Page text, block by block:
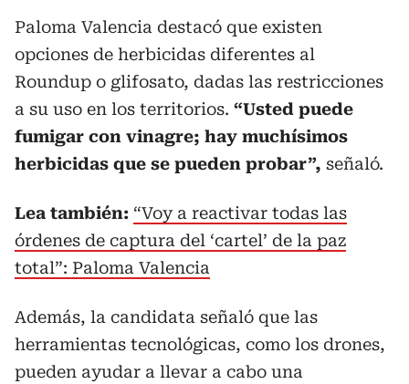
Paloma Valencia destacó que existen
opciones de herbicidas diferentes al
Roundup o glifosato, dadas las restricciones
a su uso en los territorios. “Usted puede
fumigar con vinagre; hay muchísimos
herbicidas que se pueden probar”, señaló.
Lea también: “Voy a reactivar todas las
órdenes de captura del ‘cartel’ de la paz
total”: Paloma Valencia
Además, la candidata señaló que las
herramientas tecnológicas, como los drones,
pueden ayudar a llevar a cabo una